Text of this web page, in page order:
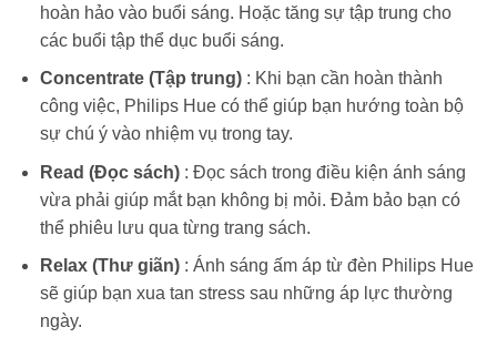
hoàn hảo vào buổi sáng. Hoặc tăng sự tập trung cho
các buổi tập thể dục buổi sáng.
Concentrate (Tập trung): Khi bạn cần hoàn thành
công việc, Philips Hue có thể giúp bạn hướng toàn bộ
sự chú ý vào nhiệm vụ trong tay.
Read (Đọc sách): Đọc sách trong điều kiện ánh sáng
vừa phải giúp mắt bạn không bị mỏi. Đảm bảo bạn có
thể phiêu lưu qua từng trang sách.
Relax (Thư giãn): Ánh sáng ấm áp từ đèn Philips Hue
sẽ giúp bạn xua tan stress sau những áp lực thường
ngày.